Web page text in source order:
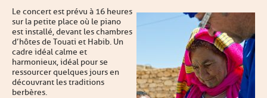
Le concert est prévu à 16 heures
sur la petite place où le piano
est installé, devant les chambres
d’hôtes de Touati et Habib. Un
cadre idéal calme et
harmonieux, idéal pour se
ressourcer quelques jours en
découvrant les traditions
berbères.